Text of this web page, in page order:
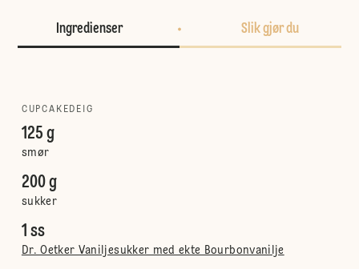
Ingredienser Slik gjør du
CUPCAKEDEIG
125 g
smør
200 g
sukker
1 ss
Dr. Oetker Vaniljesukker med ekte Bourbonvanilje